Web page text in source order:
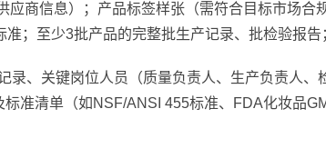
应商信息）；产品标签样张（需符合目标市场合
；至少3批产品的完整批生产记录、批检验报告
录、关键岗位人员（质量负责人、生产负责人
准清单（如NSF/ANSI 455标准、FDA化妆品